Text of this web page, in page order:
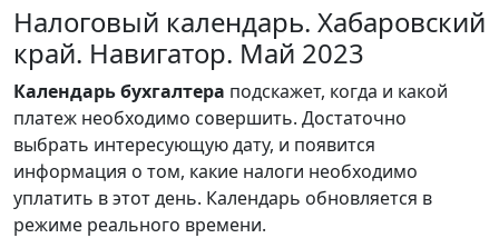
Налоговый календарь. Хабаровский
край. Навигатор. Май 2023
Календарьбухгалтера подскажет, когда и какой
платеж необходимо совершить. Достаточно
выбрать интересующую дату, и появится
информация о том, какие налоги необходимо
уплатить в этот день. Календарь обновляется в
режиме реального времени.